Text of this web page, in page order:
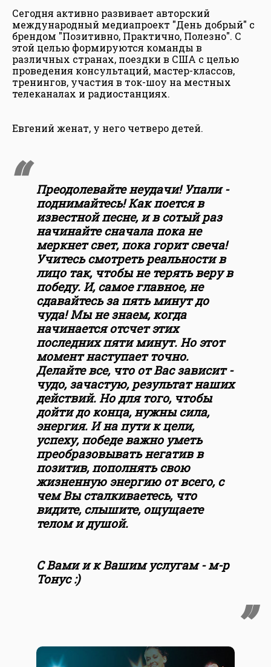
Сегодня активно развивает авторский
международный медиапроект "День добрый" с
брендом "Позитивно, Практично, Полезно". С
этой целью формируются команды в
различных странах, поездки в США с целью
проведения консультаций, мастер-классов,
тренингов, участия в ток-шоу на местных
телеканалах и радиостанциях.
Евгений женат, у него четверо детей.
Преодолевайте неудачи! Упали -
поднимайтесь! Как поется в
известной песне, и в сотый раз
начинайте сначала пока не
меркнет свет, пока горит свеча!
Учитесь смотреть реальности в
лицо так, чтобы не терять веру в
победу. И, самое главное, не
сдавайтесь за пять минут до
чуда! Мы не знаем, когда
начинается отсчет этих
последних пяти минут. Но этот
момент наступает точно.
Делайте все, что от Вас зависит -
чудо, зачастую, результат наших
действий. Но для того, чтобы
дойти до конца, нужны сила,
энергия. И на пути к цели,
успеху, победе важно уметь
преобразовывать негатив в
позитив, пополнять свою
жизненную энергию от всего, с
чем Вы сталкиваетесь, что
видите, слышите, ощущаете
телом и душой.
С Вами и к Вашим услугам - м-р
Тонус :)